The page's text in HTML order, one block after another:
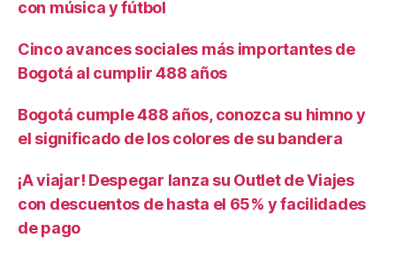
con música y fútbol
Cinco avances sociales más importantes de
Bogotá al cumplir 488 años
Bogotá cumple 488 años, conozca su himno y
el significado de los colores de su bandera
¡A viajar! Despegar lanza su Outlet de Viajes
con descuentos de hasta el 65% y facilidades
de pago